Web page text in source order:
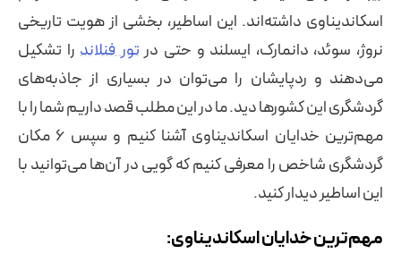
اسکاندیناوی داشته‌اند. این اساطیر، بخشی از هویت تاریخی
نروژ، سوئد، دانمارک، ایسلند و حتی درتور فنلاندرا تشکیل
می‌دهند و ردپایشان را می‌توان در بسیاری از جاذبه‌های
گردشگری این کشورها دید. ما در این مطلب قصد داریم شما را با
مهم‌ترین خدایان اسکاندیناوی آشنا کنیم و سپس ۶ مکان
گردشگری شاخص را معرفی کنیم که گویی در آن‌ها می‌توانید با
این اساطیر دیدار کنید.
مهم‌ترین خدایان اسکاندیناوی: